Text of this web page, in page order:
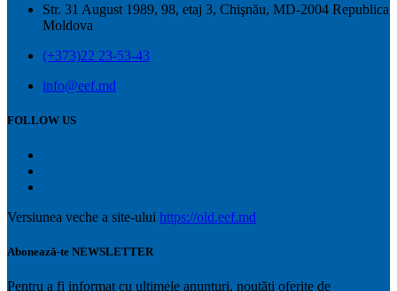
Str. 31 August 1989, 98, etaj 3, Chişnău, MD-2004 Republica
Moldova
(+373)22 23-53-43
info@eef.md
FOLLOW US
Versiunea veche a site-ului https://old.eef.md
Abonează-te NEWSLETTER
Pentru a fi informat cu ultimele anunțuri, noutăți oferite de